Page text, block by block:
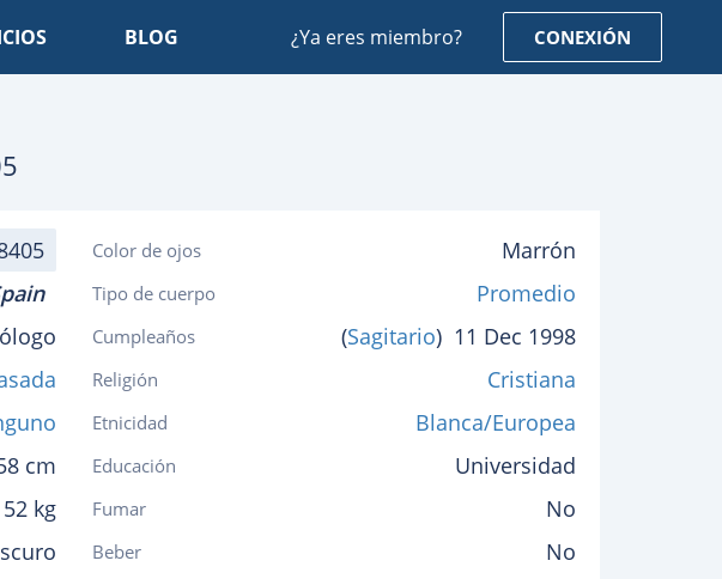
BLOG ¿Ya eres miembro? CONEXIÓN
cm
52 kg
Color de ojos Marrón
Tipo de cuerpo Promedio
Cumpleaños (Sagitario) 11 Dec 1998
Religión Cristiana
Etnicidad Blanca/Europea
Educación Universidad
Fumar No
Beber No